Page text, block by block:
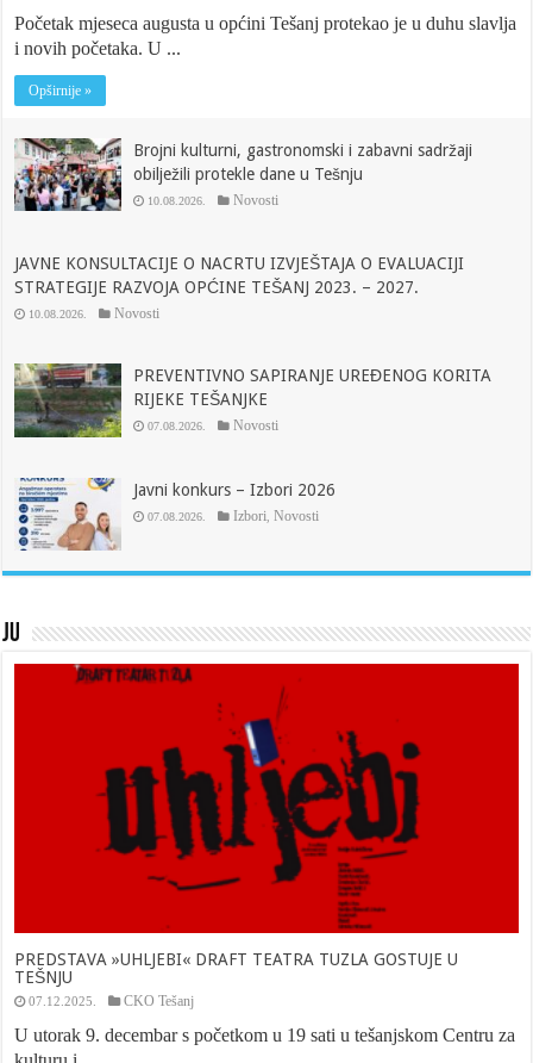
Početak mjeseca augusta u općini Tešanj protekao je u duhu slavlja
i novih početaka. U ...
Opširnije »
Brojni kulturni, gastronomski i zabavni sadržaji
obilježili protekle dane u Tešnju
10.08.2026. Novosti
JAVNE KONSULTACIJE O NACRTU IZVJEŠTAJA O EVALUACIJI
STRATEGIJE RAZVOJA OPĆINE TEŠANJ 2023. – 2027.
10.08.2026. Novosti
PREVENTIVNO SAPIRANJE UREĐENOG KORITA
RIJEKE TEŠANJKE
07.08.2026. Novosti
Javni konkurs – Izbori 2026
07.08.2026. Izbori Novosti
JU
PREDSTAVA »UHLJEBI« DRAFT TEATRA TUZLA GOSTUJE U
TEŠNJU
07.12.2025. CKO Tešanj
U utorak 9. decembar s početkom u 19 sati u tešanjskom Centru za